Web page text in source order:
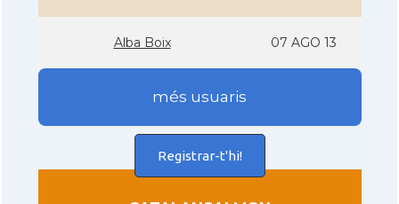
Alba Boix 07 AGO 13
més usuaris
Registrar-t'hi!